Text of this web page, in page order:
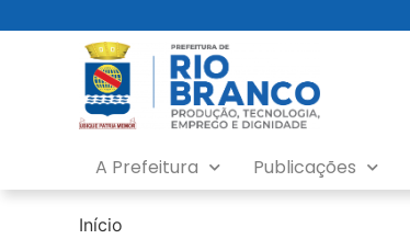
A Prefeitura Publicações
Início